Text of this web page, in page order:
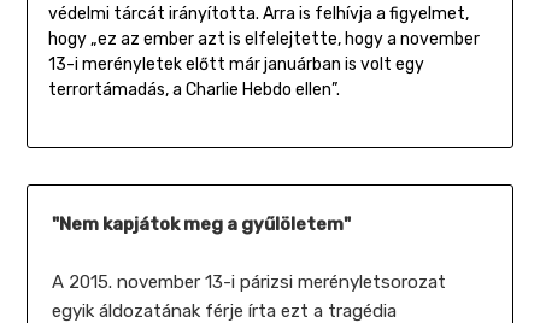
védelmi tárcát irányította. Arra is felhívja a figyelmet,
hogy „ez az ember azt is elfelejtette, hogy a november
13-i merényletek előtt már januárban is volt egy
terrortámadás, a Charlie Hebdo ellen”.
"Nem kapjátok meg a gyűlöletem"
A 2015. november 13-i párizsi merényletsorozat
egyik áldozatának férje írta ezt a tragédia